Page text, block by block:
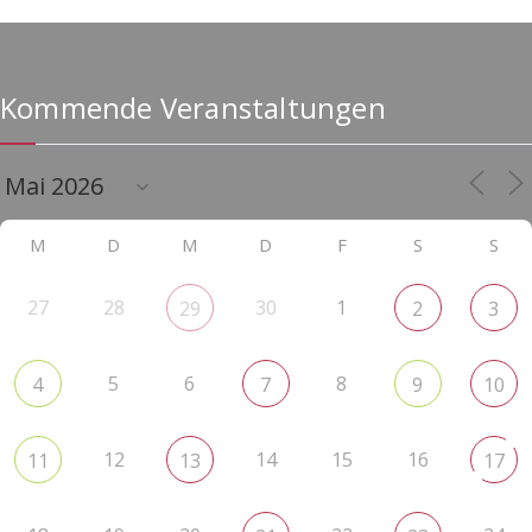
Kommende Veranstaltungen
M D M D F S S
27 28 29 30 1 2 3
4 5 6 7 8 9 10
11 12 13 14 15 16 17